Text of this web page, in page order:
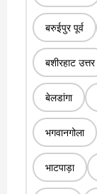
बरुईपुर पूर्व
बशीरहाट उत्तर
बेलडांगा
भगवानगोला
भाटपाड़ा